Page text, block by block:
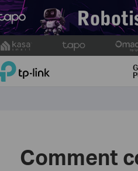
TP-Link, Reliably Smart
Comment